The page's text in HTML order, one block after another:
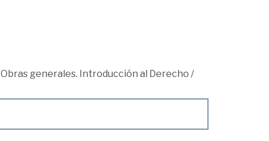
Obras generales. Introducción al Derecho /